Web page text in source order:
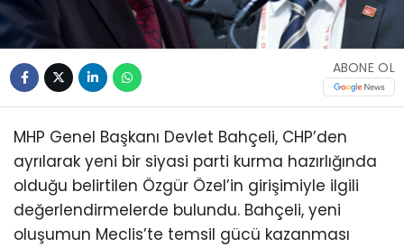
ABONE OL
MHP Genel Başkanı Devlet Bahçeli, CHP’den
ayrılarak yeni bir siyasi parti kurma hazırlığında
olduğu belirtilen Özgür Özel’in girişimiyle ilgili
değerlendirmelerde bulundu. Bahçeli, yeni
oluşumun Meclis’te temsil gücü kazanması